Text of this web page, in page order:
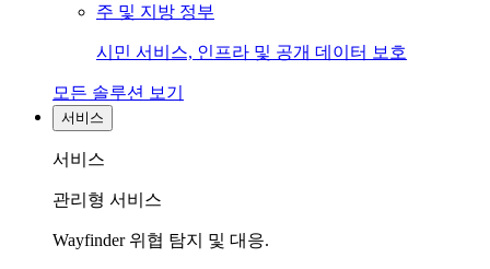
주 및 지방 정부
시민 서비스, 인프라 및 공개 데이터 보호
모든 솔루션 보기
서비스
서비스
관리형 서비스
Wayfinder 위협 탐지 및 대응.